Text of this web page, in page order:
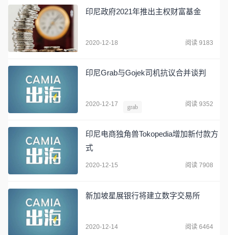
印尼政府2021年推出主权财富基金
2020-12-18 阅读 9183
印尼Grab与Gojek司机抗议合并谈判
2020-12-17 grab 阅读 9352
印尼电商独角兽Tokopedia增加新付款方
式
2020-12-15 阅读 7908
新加坡星展银行将建立数字交易所
2020-12-14 阅读 6464